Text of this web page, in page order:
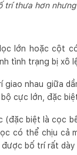
trí thưa hơn
lớn hoặc cột
tình trạng bị xô
giao nhau giữa
cực lớn, đặc
(đặc biệt là cọc
có thể chịu cả
bố trí rất